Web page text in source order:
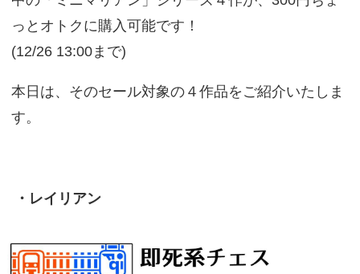
っとオトクに購入可能です！
(12/26 13:00まで)
本日は、そのセール対象の４作品をご紹介いたしま
す。
・レイリアン